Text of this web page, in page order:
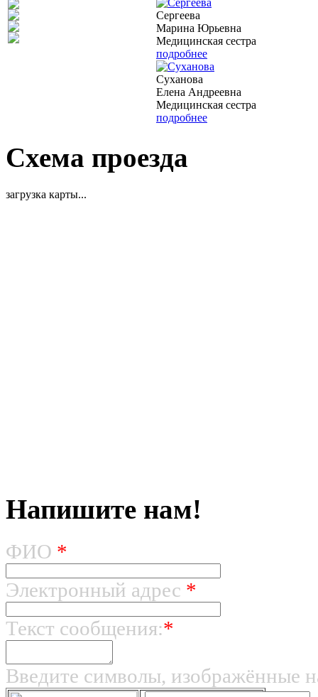
Сергеева
Марина Юрьевна
Медицинская сестра
подробнее
Суханова
Елена Андреевна
Медицинская сестра
подробнее
Схема проезда
загрузка карты...
Напишите нам!
ФИО *
Электронный адрес *
Текст сообщения:*
Введите символы, изображённые